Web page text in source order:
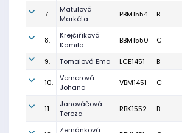
7.
Matulová
Markéta
PBM1554 B
8.
Krejčiříková
Kamila
BBM1550 C
9. Tomalová Ema LCE1451 B
10.
Vernerová
Johana
VBM1451 C
11.
Janováčová
Tereza
RBK1552 B
Zemánková